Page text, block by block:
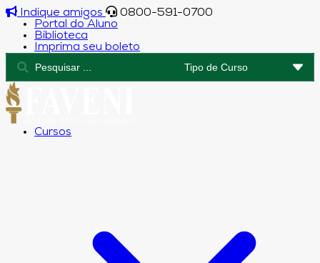
Indique amigos
0800-591-0700
Portal do Aluno
Biblioteca
Imprima seu boleto
Cursos